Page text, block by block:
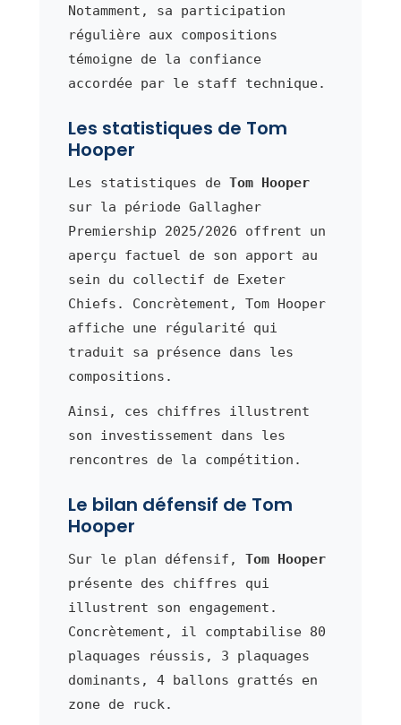
Notamment, sa participation
régulière aux compositions
témoigne de la confiance
accordée par le staff technique.
Les statistiques de Tom
Hooper
Les statistiques de Tom Hooper
sur la période Gallagher
Premiership 2025/2026 offrent un
aperçu factuel de son apport au
sein du collectif de Exeter
Chiefs. Concrètement, Tom Hooper
affiche une régularité qui
traduit sa présence dans les
compositions.
Ainsi, ces chiffres illustrent
son investissement dans les
rencontres de la compétition.
Le bilan défensif de Tom
Hooper
Sur le plan défensif, Tom Hooper
présente des chiffres qui
illustrent son engagement.
Concrètement, il comptabilise 80
plaquages réussis, 3 plaquages
dominants, 4 ballons grattés en
zone de ruck.